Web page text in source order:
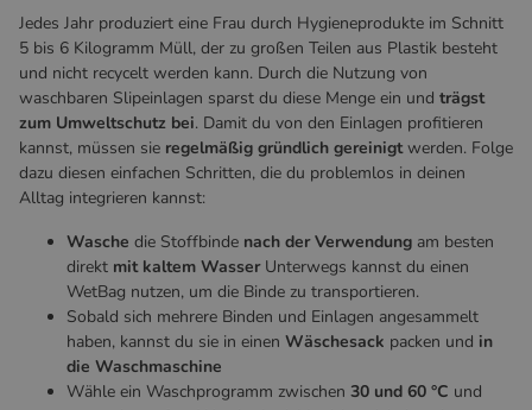
Jedes Jahr produziert eine Frau durch Hygieneprodukte im Schnitt
5 bis 6 Kilogramm Müll, der zu großen Teilen aus Plastik besteht
und nicht recycelt werden kann. Durch die Nutzung von
waschbaren Slipeinlagen sparst du diese Menge ein und trägst
zum Umweltschutz bei. Damit du von den Einlagen profitieren
kannst, müssen sie regelmäßig gründlich gereinigtwerden. Folge
dazu diesen einfachen Schritten, die du problemlos in deinen
Alltag integrieren kannst:
Wasche die Stoffbinde nach der Verwendung am besten
direkt mit kaltem WasserUnterwegs kannst du einen
WetBag nutzen, um die Binde zu transportieren.
Sobald sich mehrere Binden und Einlagen angesammelt
haben, kannst du sie in einen Wäschesack packen und in
die Waschmaschine
Wähle ein Waschprogramm zwischen 30 und 60 °C und